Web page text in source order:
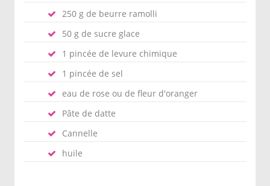
250 g de beurre ramolli
50 g de sucre glace
1 pincée de levure chimique
1 pincée de sel
eau de rose ou de fleur d'oranger
Pâte de datte
Cannelle
huile